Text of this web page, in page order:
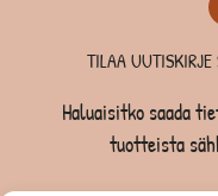
TILAA
Haluaisitko saada
tuotteista